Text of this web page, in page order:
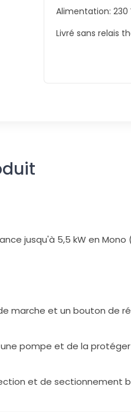
Alimentation: 230
Livré sans relais
jusqu'à 5,5 kW en Mono
marche et un bouton de
pompe et de la
et de sectionnement